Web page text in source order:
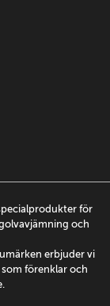
för
och
erbjuder vi
förenklar och